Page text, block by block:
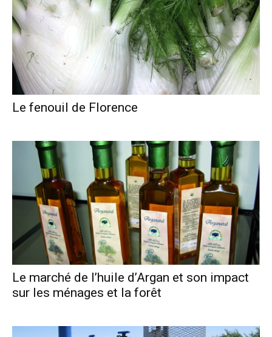
Le fenouil de Florence
Le marché de l’huile d’Argan et son impact
sur les ménages et la forêt